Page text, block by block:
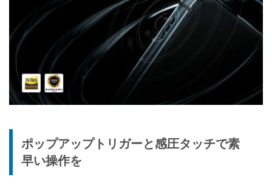
ポップアップトリガーと感圧タッチで素
早い操作を